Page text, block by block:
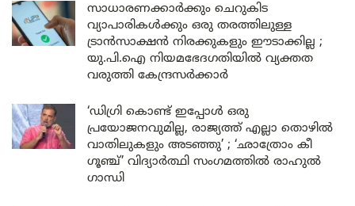
സാധാരണക്കാർക്കും ചെറുകിട
വ്യാപാരികൾക്കും ഒരു തരത്തിലുള്ള
ട്രാൻസാക്ഷൻ നിരക്കുകളും ഈടാക്കില്ല ;
യു.പി.ഐ നിയമഭേദഗതിയിൽ വ്യക്തത
വരുത്തി കേന്ദ്രസർക്കാർ
‘ഡിഗ്രി കൊണ്ട് ഇപ്പോൾ ഒരു
പ്രയോജനവുമില്ല, രാജ്യത്ത് എല്ലാ തൊഴിൽ
വാതിലുകളും അടഞ്ഞു’ ; ‘ഛാത്രോം കീ
ഗൂഞ്ച്’ വിദ്യാർത്ഥി സംഗമത്തിൽ രാഹുൽ
ഗാന്ധി